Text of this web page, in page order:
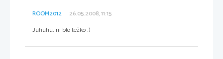
ROOM2012 26.05.2008, 11:15
Juhuhu, ni blo težko ;)